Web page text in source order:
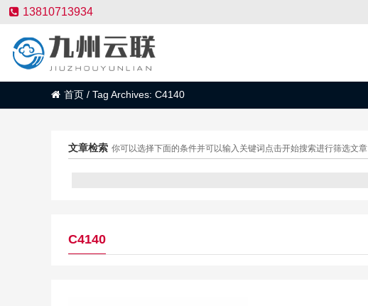
13810713934
首页 / Tag Archives: C4140
文章检索 你可以选择下面的条件并可以输入关键词点击开始搜索进行筛选文章
C4140